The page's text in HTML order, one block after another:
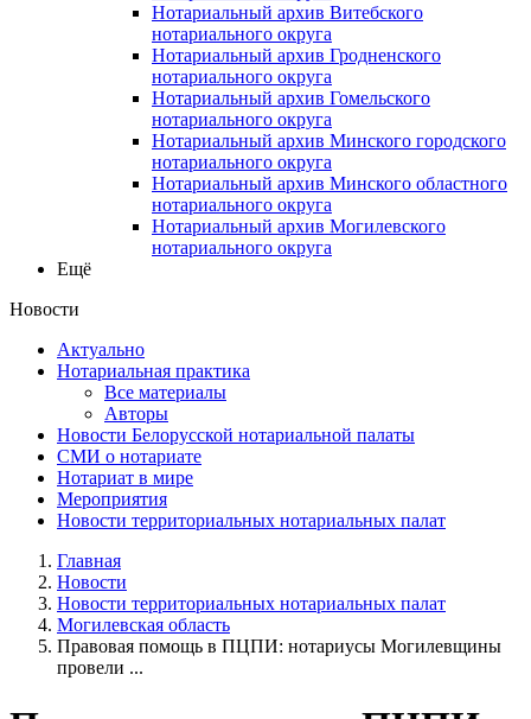
Нотариальный архив Витебского
нотариального округа
Нотариальный архив Гродненского
нотариального округа
Нотариальный архив Гомельского
нотариального округа
Нотариальный архив Минского городского
нотариального округа
Нотариальный архив Минского областного
нотариального округа
Нотариальный архив Могилевского
нотариального округа
Ещё
Новости
Актуально
Нотариальная практика
Все материалы
Авторы
Новости Белорусской нотариальной палаты
СМИ о нотариате
Нотариат в мире
Мероприятия
Новости территориальных нотариальных палат
Главная
Новости
Новости территориальных нотариальных палат
Могилевская область
Правовая помощь в ПЦПИ: нотариусы Могилевщины
провели ...